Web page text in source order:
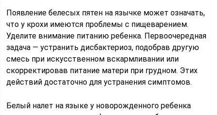
Появление белесых пятен на язычке может означать,
что у крохи имеются проблемы с пищеварением.
Уделите внимание питанию ребенка. Первоочередная
задача — устранить дисбактериоз, подобрав другую
смесь при искусственном вскармливании или
скорректировав питание матери при грудном. Этих
действий достаточно для устранения симптомов.
Белый налет на языке у новорожденного ребенка